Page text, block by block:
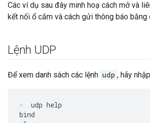
Các ví dụ sau đây minh hoạ cách mở và
kết nối ổ cắm và cách gửi thông báo bằng
Lệnh UDP
Để xem danh sách các lệnh udp , hãy nhập
udp help
bind